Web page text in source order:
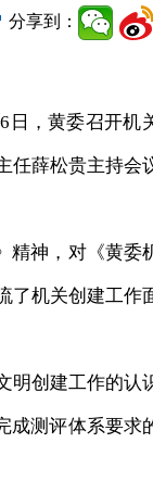
分享到：
日，黄委召开机
任薛松贵主持会
神，对《黄委
了机关创建工作
明创建工作的认
成测评体系要求